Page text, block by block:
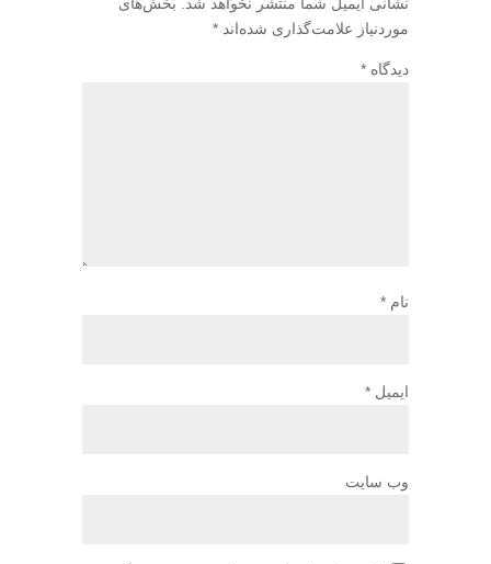
موردنیاز علامت‌گذاری شده‌اند *
دیدگاه *
نام *
ایمیل *
وب‌ سایت